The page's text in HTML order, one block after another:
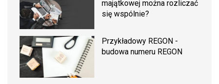
majątkowej można rozliczać
się wspólnie?
Przykładowy REGON -
budowa numeru REGON